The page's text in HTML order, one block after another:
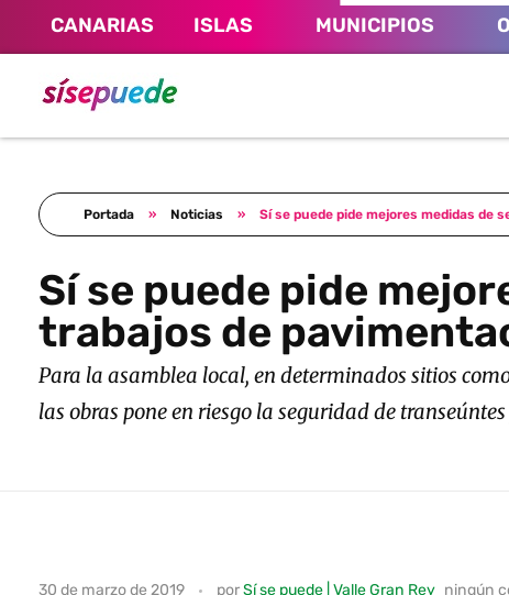
CANARIAS ISLAS MUNICIPIOS
Portada » Noticias » Sí se puede pide mejores medidas de
Sí se puede pide
trabajos de
Para la asamblea local, en determinados sitios
las obras pone en riesgo la seguridad de
S
30 de marzo de 2019 porSí se puede | Valle Gran Rey ningún